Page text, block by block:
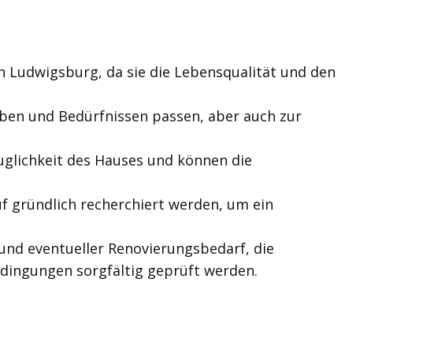
Ludwigsburg, da sie die Lebensqualität und den
und Bedürfnissen passen, aber auch zur
des Hauses und können die
gründlich recherchiert werden, um ein
eventueller Renovierungsbedarf, die
sorgfältig geprüft werden.